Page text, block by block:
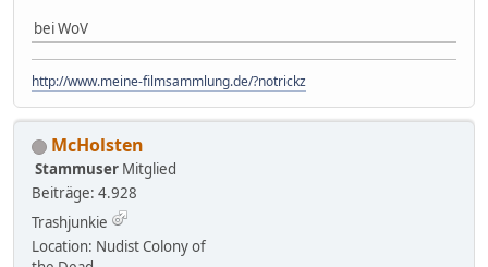
bei WoV
http://www.meine-filmsammlung.de/?notrickz
McHolsten
Stammuser Mitglied
Beiträge: 4.928
Trashjunkie
Location: Nudist Colony of